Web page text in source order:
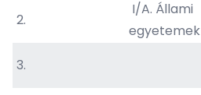
2.
I/A. Állami
egyetemek
3.